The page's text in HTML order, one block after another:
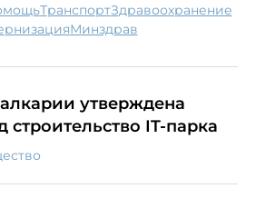
транспорт здравоохранение
минздрав
утверждена
строительство IT-парка